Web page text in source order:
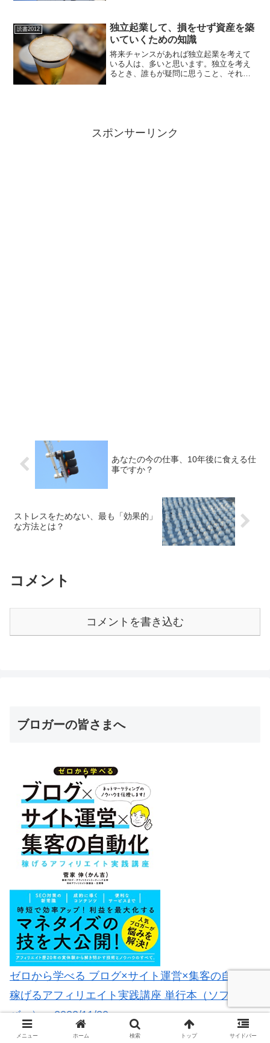
読書2012
独立起業して、損をせず資産を築
いていくための知識
将来チャンスがあれば独立起業を考えて
いる人は、多いと思います。独立を考え
るとき、誰もが疑問に思うこと、それは
スポンサーリンク
あなたの今の仕事、10年後に食える仕
事ですか？
ストレスをためない、最も「効果的」
な方法とは？
コメント
コメントを書き込む
ブロガーの皆さまへ
ゼロから学べる ブログ×サイト運営×集客の自動化
稼げるアフィリエイト実践講座 単行本（ソフトカ
バー） – 2022/11/20
アフィリエイトの可能性をゼロベースで再考察して
メニュー ホーム 検索 トップ サイドバー